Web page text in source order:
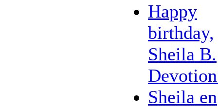
Happy
birthday,
Sheila B.
Sheila en